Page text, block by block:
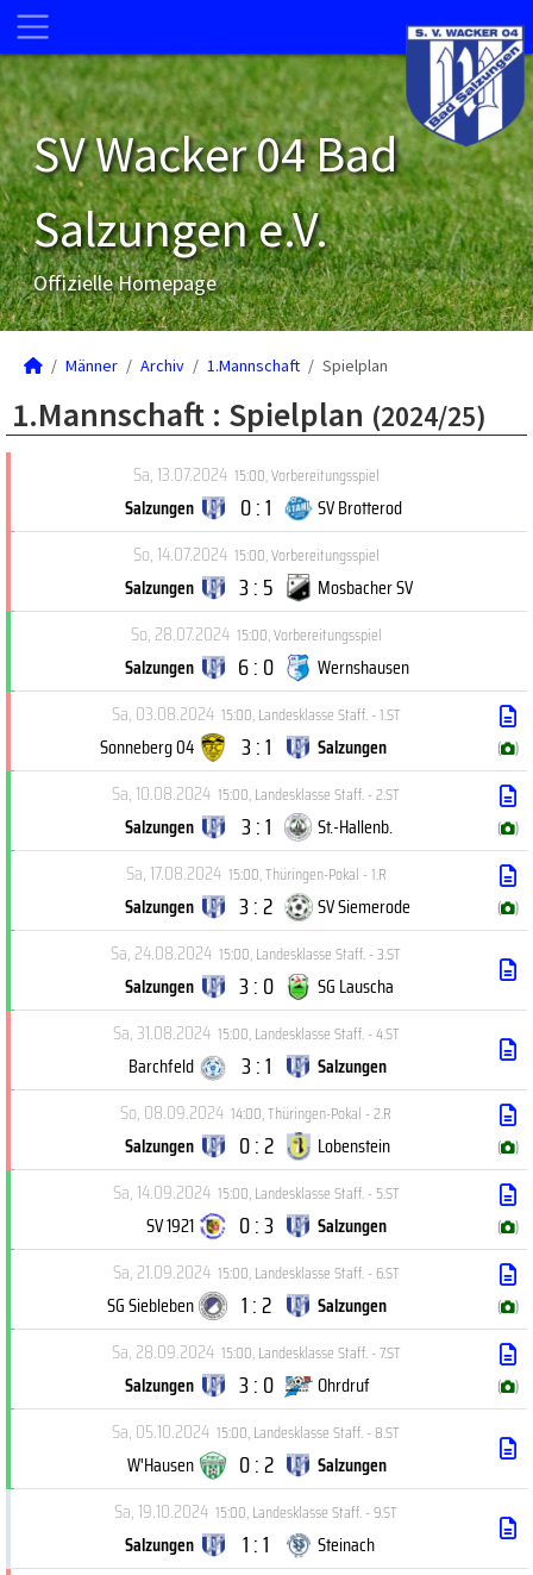
SV Wacker 04 Bad
Salzungen e.V.
Offizielle Homepage
Männer Archiv 1.Mannschaft Spielplan
1.Mannschaft : Spielplan (2024/25)
Sa, 13.07.2024 15:00,Vorbereitungsspiel
Salzungen 0 : 1
SV Brotterod
So, 14.07.2024 15:00,Vorbereitungsspiel
Salzungen 3 : 5
Mosbacher SV
So, 28.07.2024 15:00,Vorbereitungsspiel
Salzungen 6 : 0
Wernshausen
Sa, 03.08.2024 15:00,Landesklasse Staff. - 1.ST
Sonneberg 04 3 : 1 Salzungen ( )
Sa, 10.08.2024 15:00,Landesklasse Staff. - 2.ST
Salzungen 3 : 1 St.-Hallenb. ( )
Sa, 17.08.2024 15:00,Thüringen-Pokal - 1.R
Salzungen 3 : 2 SV Siemerode ( )
Sa, 24.08.2024 15:00,Landesklasse Staff. - 3.ST
Salzungen 3 : 0
SG Lauscha
Sa, 31.08.2024 15:00,Landesklasse Staff. - 4.ST
Barchfeld 3 : 1
Salzungen
So, 08.09.2024 14:00,Thüringen-Pokal - 2.R
Salzungen 0 : 2 Lobenstein ( )
Sa, 14.09.2024 15:00,Landesklasse Staff. - 5.ST
SV 1921 0 : 3 Salzungen ( )
Sa, 21.09.2024 15:00,Landesklasse Staff. - 6.ST
SG Siebleben 1 : 2 Salzungen ( )
Sa, 28.09.2024 15:00,Landesklasse Staff. - 7.ST
Salzungen 3 : 0 Ohrdruf ( )
Sa, 05.10.2024 15:00,Landesklasse Staff. - 8.ST
W'Hausen 0 : 2
Salzungen
Sa, 19.10.2024 15:00,Landesklasse Staff. - 9.ST
Salzungen 1 : 1
Steinach